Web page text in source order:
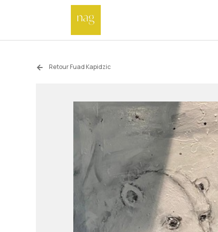
Retour Fuad Kapidzic